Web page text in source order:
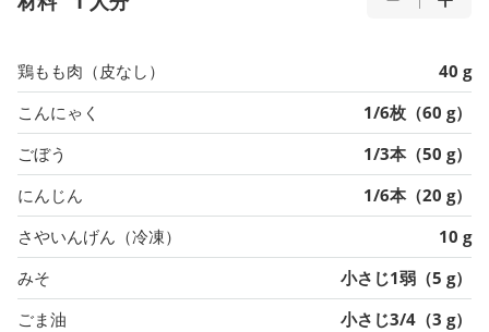
鶏もも肉（皮なし）
40 g
こんにゃく
1/6枚（60 g）
ごぼう
1/3本（50 g）
にんじん
1/6本（20 g）
さやいんげん（冷凍）
10 g
みそ
小さじ1弱（5 g）
ごま油
小さじ3/4（3 g）